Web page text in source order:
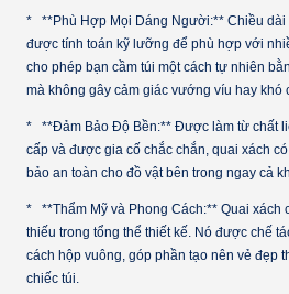
* **Phù Hợp Mọi Dáng Người:** Chiều dài
được tính toán kỹ lưỡng để phù hợp với
cho phép bạn cầm túi một cách tự nhiên
mà không gây cảm giác vướng víu hay khó
* **Đảm Bảo Độ Bền:** Được làm từ chất
cấp và được gia cố chắc chắn, quai xách
bảo an toàn cho đồ vật bên trong ngay cả
* **Thẩm Mỹ và Phong Cách:** Quai xách
thiếu trong tổng thể thiết kế. Nó được chế
cách hộp vuông, góp phần tạo nên vẻ đẹp
chiếc túi.